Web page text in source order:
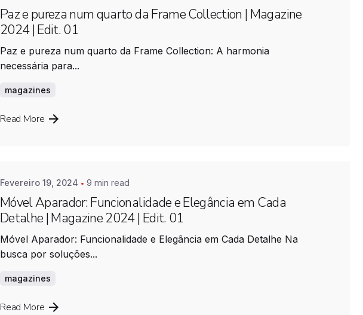
Paz e pureza num quarto da Frame Collection | Magazine
2024 | Edit. 01
Paz e pureza num quarto da Frame Collection: A harmonia
necessária para...
magazines
Read MoreFarimovel
Fevereiro 19, 2024 9 min read
Móvel Aparador: Funcionalidade e Elegância em Cada
Detalhe | Magazine 2024 | Edit. 01
Móvel Aparador: Funcionalidade e Elegância em Cada Detalhe Na
busca por soluções...
magazines
Read MoreFarimovel